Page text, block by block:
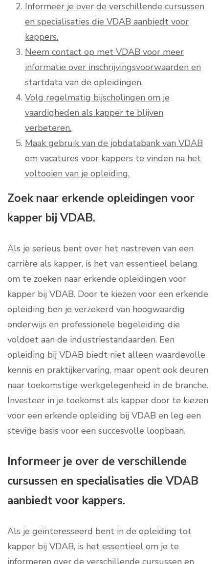
Informeer je over de verschillende cursussen
en specialisaties die VDAB aanbiedt voor
kappers.
Neem contact op met VDAB voor meer
informatie over inschrijvingsvoorwaarden en
startdata van de opleidingen.
Volg regelmatig bijscholingen om je
vaardigheden als kapper te blijven
verbeteren.
Maak gebruik van de jobdatabank van VDAB
om vacatures voor kappers te vinden na het
voltooien van je opleiding.
Zoek naar erkende opleidingen voor
kapper bij VDAB.
Als je serieus bent over het nastreven van een
carrière als kapper, is het van essentieel belang
om te zoeken naar erkende opleidingen voor
kapper bij VDAB. Door te kiezen voor een erkende
opleiding ben je verzekerd van hoogwaardig
onderwijs en professionele begeleiding die
voldoet aan de industriestandaarden. Een
opleiding bij VDAB biedt niet alleen waardevolle
kennis en praktijkervaring, maar opent ook deuren
naar toekomstige werkgelegenheid in de branche.
Investeer in je toekomst als kapper door te kiezen
voor een erkende opleiding bij VDAB en leg een
stevige basis voor een succesvolle loopbaan.
Informeer je over de verschillende
cursussen en specialisaties die VDAB
aanbiedt voor kappers.
Als je geïnteresseerd bent in de opleiding tot
kapper bij VDAB, is het essentieel om je te
informeren over de verschillende cursussen en